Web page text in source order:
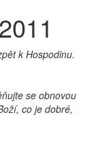
k Hospodinu.
se obnovou
co je dobré,